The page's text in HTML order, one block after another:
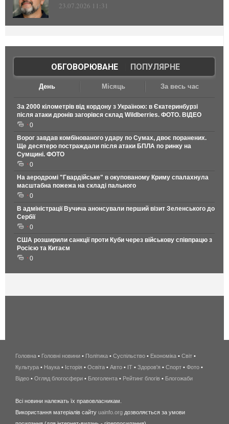
23.07.2026 11:31
ОБГОВОРЮВАНЕ| ПОПУЛЯРНЕ
День Місяць За весь час
За 2000 кілометрів від кордону з Україною: в Єкатеринбурзі
після атаки дронів загорівся склад Wildberries. ФОТО. ВІДЕО
0
Ворог завдав комбінованого удару по Сумах, двоє поранених.
Ще десятеро постраждали після атаки БПЛА по ринку на
Сумщині. ФОТО
0
На аеродромі "Гвардійське" в окупованому Криму спалахнула
масштабна пожежа на складі пального
0
В адміністрації Вучича анонсували перший візит Зеленського до
Сербії
0
США розширили санкції проти Куби через військову співпрацю з
Росією та Китаєм
0
беспроводной
интернет
киев
wimax
Головна • Головні новини • Політика • Суспільство • Економіка • Світ •
Культура • Наука • Історія • Освіта • Авто • IT • Здоров'я • Спорт • Фото •
Відео • Огляд блогосфери • Блоголента • Рейтинг блогів • Блогожаби
Всі новини належать їх правовласникам.
Використання матеріалів сайту uainfo.org дозволяється за умови